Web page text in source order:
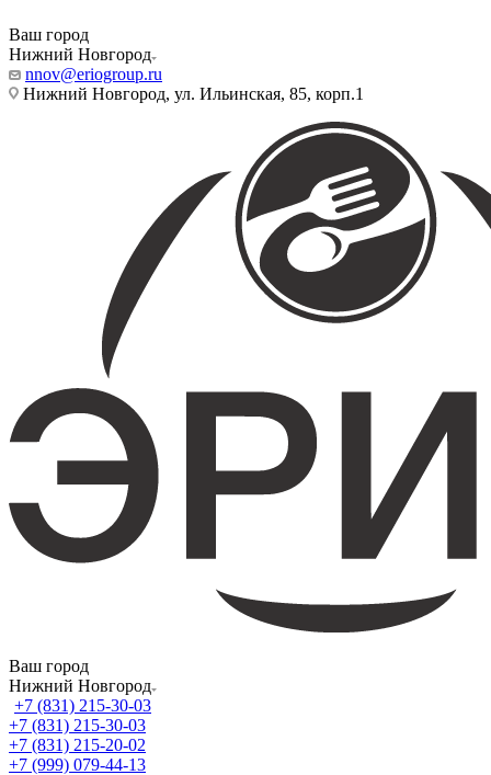
Ваш город
Нижний Новгород
nnov@eriogroup.ru
Нижний Новгород, ул. Ильинская, 85, корп.1
Ваш город
Нижний Новгород
+7 (831) 215-30-03
+7 (831) 215-30-03
+7 (831) 215-20-02
+7 (999) 079-44-13